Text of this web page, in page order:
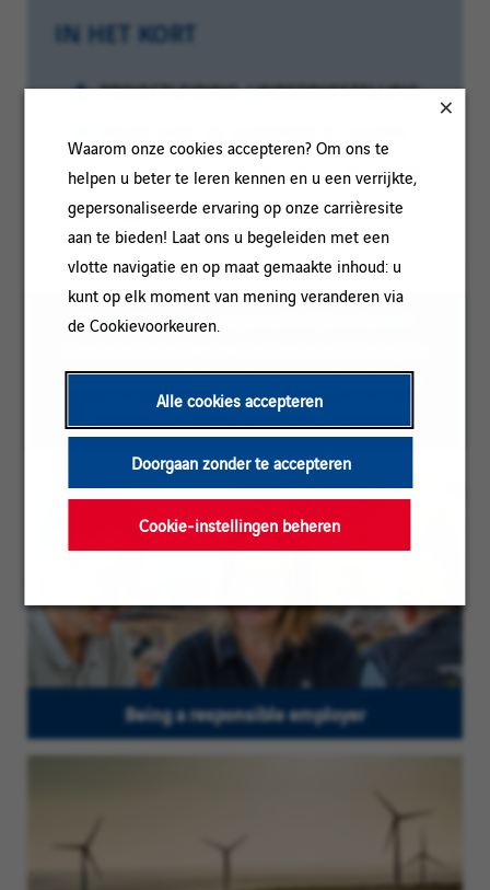
Waarom onze cookies accepteren? Om ons te
helpen u beter te leren kennen en u een verrijkte,
gepersonaliseerde ervaring op onze carrièresite
aan te bieden! Laat ons u begeleiden met een
vlotte navigatie en op maat gemaakte inhoud: u
kunt op elk moment van mening veranderen via
de Cookievoorkeuren.
Alle cookies accepteren
Doorgaan zonder te accepteren
Cookie-instellingen beheren
IN HET KORT
Categorie:
PROJECTLEIDING / INBEDRIJFSTELLING
Klantcode:
Locatie:Limoges, Nouvelle-Aquitaine, Frankrijk
Contracttype:
Stage-overeenkomst
Om het lezen te vergemakkelijken kan de
worden gebruikt; onze vacatures zijn echter
gericht op personen van alle geslachten
Being a responsible employer